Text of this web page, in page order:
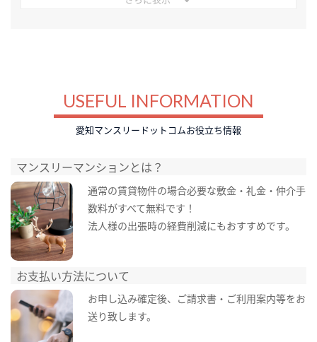
USEFUL INFORMATION
愛知マンスリードットコムお役立ち情報
マンスリーマンションとは？
通常の賃貸物件の場合必要な敷金・礼金・仲介手
数料がすべて無料です！
法人様の出張時の経費削減にもおすすめです。
お支払い方法について
お申し込み確定後、ご請求書・ご利用案内等をお
送り致します。